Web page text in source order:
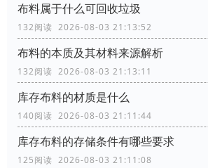
布料属于什么可回收垃圾
132阅读 2026-08-03 21:13:52
布料的本质及其材料来源解析
132阅读 2026-08-03 21:13:11
库存布料的材质是什么
140阅读 2026-08-03 21:11:44
库存布料的存储条件有哪些要求
125阅读 2026-08-03 21:11:08